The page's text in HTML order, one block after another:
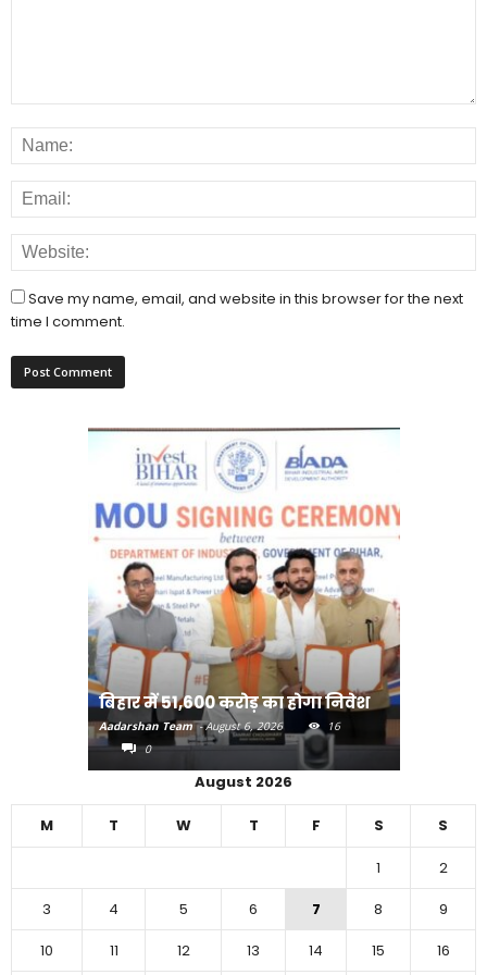
Save my name, email, and website in this browser for the next
time I comment.
बिहार में 51,600 करोड़ का होगा निवेश
Aadarshan Team - August 6, 2026
16
0
August 2026
M T W T F S S
1
2
3
4 5 6 7 8
9
10
11 12 13 14 15
16